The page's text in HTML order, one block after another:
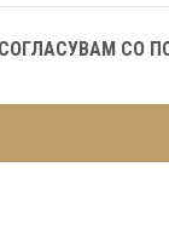
СО